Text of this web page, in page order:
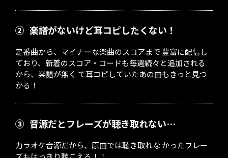
② 楽譜がないけど耳コピしたくない！
定番曲から、マイナーな楽曲のスコアまで 豊富に配信し
ており、新着のスコア・コードも毎週続々と追加される
から、楽譜が無く て耳コピしていたあの曲もきっと見つ
かる！
③ 音源だとフレーズが聴き取れない…
力ラオケ音源だから、原曲では聴き取れな かったフレー